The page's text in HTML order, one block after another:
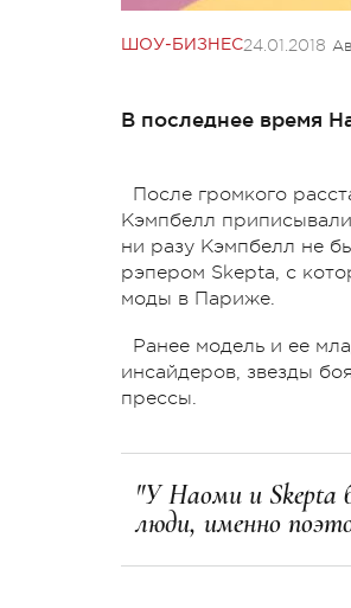
ШОУ-БИЗНЕС24.01.2018
В последнее время
После громкого
Кэмпбелл
ни разу Кэмпбелл не
рэпером Skepta, с
моды в Париже.
Ранее модель и ее
инсайдеров, звезды
прессы.
"У Наоми и Skepta
люди, именно